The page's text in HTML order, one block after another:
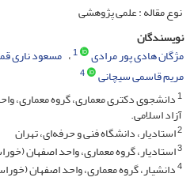
نوع مقاله : علمی پژوهشی
نویسندگان
مژگان هادی پور مرادی
1 مسعود ناری
مریم قاسمی سیچانی
4
1دانشجوی دکتری معماری، گروه معماری،
آزاد اسلامی.
2استادیار، دانشگاه فنی و حرفه‌ای، تهران
3استادیار، گروه معماری، واحد اصفهان
4دانشیار، گروه معماری، واحد اصفهان